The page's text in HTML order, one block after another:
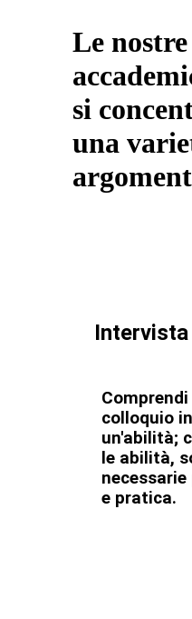
Le
si
una
Comprendi
colloquio
un'abilità;
le abilità,
e pratica.